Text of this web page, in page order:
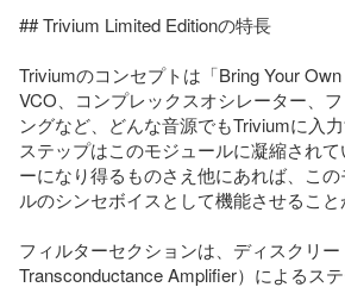
## Trivium Limited Editionの特長
Triviumのコンセプトは「Bring Your Own
VCO、コンプレックスオシレーター、
ングなど、どんな音源でもTriviumに入
ステップはこのモジュールに凝縮され
ーになり得るものさえ他にあれば、こ
ルのシンセボイスとして機能させること
フィルターセクションは、ディスクリ
Transconductance Amplifier）によるス